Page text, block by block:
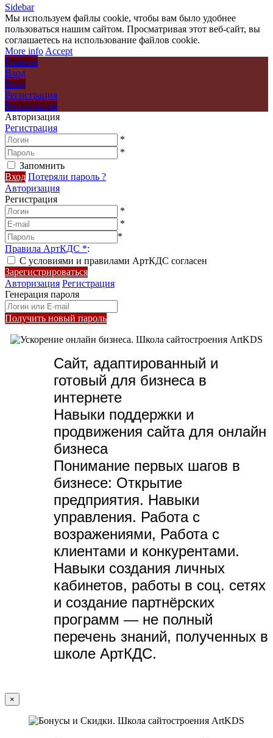
Sidebar
Мы используем файлы cookie, чтобы вам было удобнее
пользоваться нашим сайтом. Просматривая этот веб-сайт, вы
соглашаетесь на использование файлов cookie.
More infoAccept
Главная
Вход
Вход
Регистрация
Регистрация
Авторизация
Регистрация
*
*
Запомнить
Вход Потеряли пароль ?
Авторизация
Регистрация
*
*
*
Правила АртКДС *:
С условиями и правилами АртКДС согласен
Зарегистрироваться
Авторизация Регистрация
Генерация пароля
Получить новый пароль
Сайт, адаптированный и
готовый для бизнеса в
интернете
Навыки поддержки и
продвижения сайта для онлайн
бизнеса
Понимание первых шагов в
бизнесе: Открытие
предприятия. Навыки
управления. Работа с
возражениями, Работа с
клиентами и конкурентами.
Навыки создания личных
кабинетов, работы в соц. сетях
и создание партнёрских
программ — не полный
перечень знаний, полученных в
школе АртКДС.
×